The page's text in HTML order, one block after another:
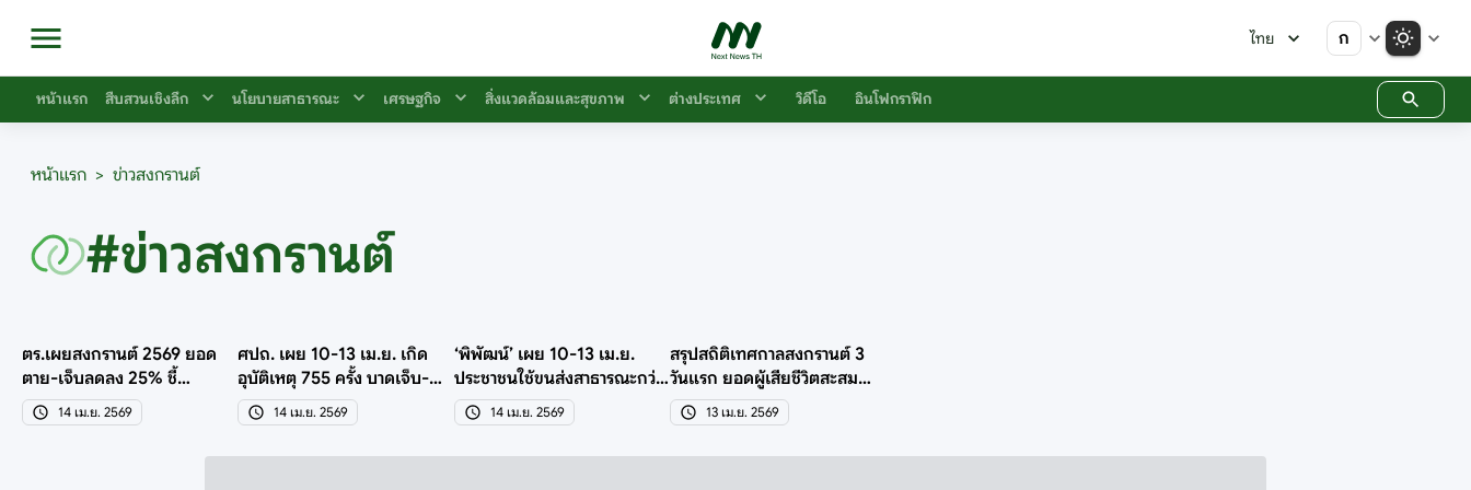
ไทย ก
หน้าแรก สืบสวนเชิงลึก นโยบายสาธารณะ เศรษฐกิจ สิ่งแวดล้อมและสุขภาพ ต่างประเทศ วิดีโอ อินโฟกราฟิก
หน้าแรก > ข่าวสงกรานต์
#ข่าวสงกรานต์
ตร.เผยสงกรานต์ 2569 ยอด
ตาย-เจ็บลดลง 25% ชี้
ประชาชนรักษาวินัยจราจร
14 เม.ย. 2569
ศปถ. เผย 10-13 เม.ย. เกิด
อุบัติเหตุ 755 ครั้ง บาดเจ็บ-
ตายรวม 859 ราย
14 เม.ย. 2569
‘พิพัฒน์’ เผย 10-13 เม.ย.
ประชาชนใช้ขนส่งสาธารณะกว่า
10 ล้านคน14 เม.ย. 2569
สรุปสถิติเทศกาลสงกรานต์ 3
วันแรก ยอดผู้เสียชีวิตสะสม
แล้ว 95 คน
13 เม.ย. 2569